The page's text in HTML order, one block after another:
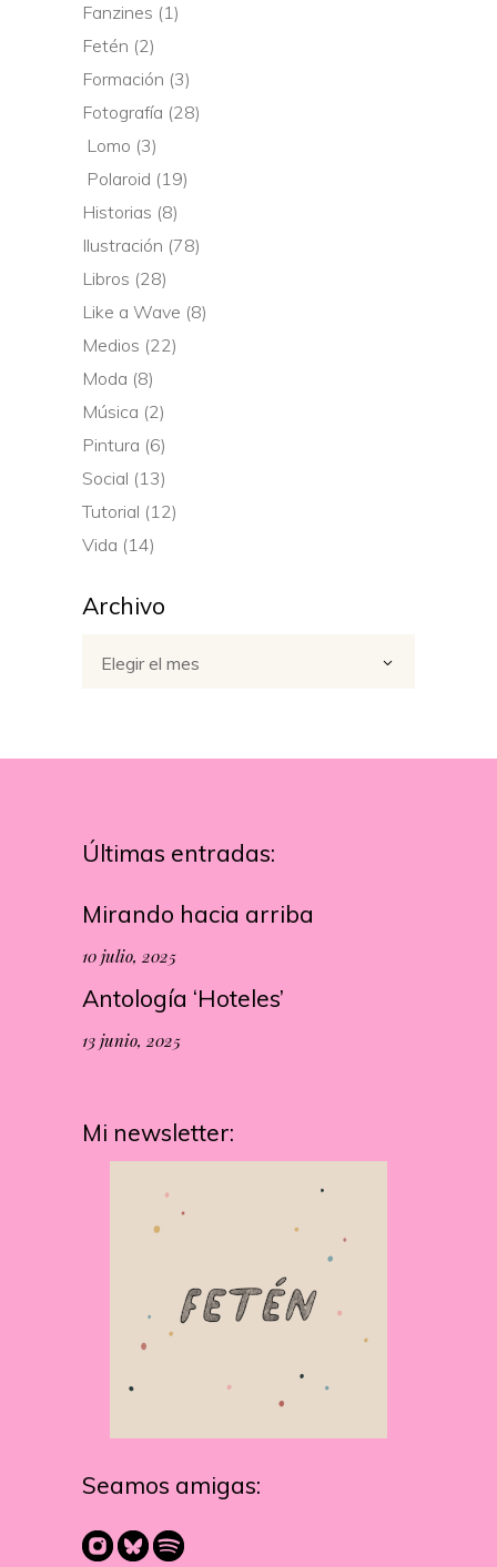
Fanzines (1)
Fetén (2)
Formación (3)
Fotografía (28)
Lomo (3)
Polaroid (19)
Historias (8)
Ilustración (78)
Libros (28)
Like a Wave (8)
Medios (22)
Moda (8)
Música (2)
Pintura (6)
Social (13)
Tutorial (12)
Vida (14)
Archivo
Elegir el mes
Últimas entradas:
Mirando hacia arriba
10 julio, 2025
Antología ‘Hoteles’
13 junio, 2025
Mi newsletter:
Seamos amigas: